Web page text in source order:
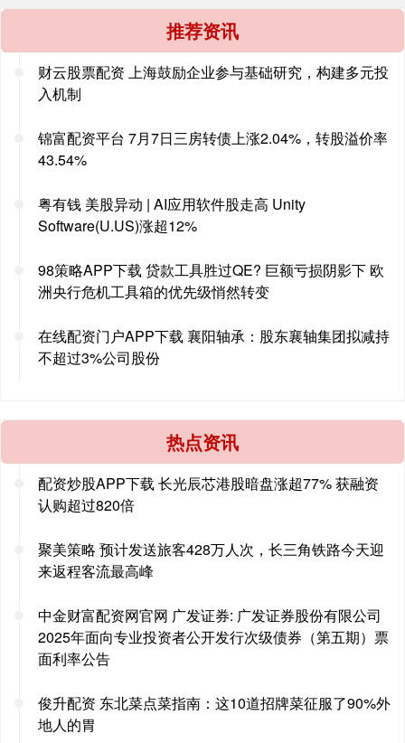
推荐资讯
财云股票配资 上海鼓励企业参与基础研究，构建多元投
入机制
锦富配资平台 7月7日三房转债上涨2.04%，转股溢价率
43.54%
粤有钱 美股异动 | AI应用软件股走高 Unity
Software(U.US)涨超12%
98策略APP下载 贷款工具胜过QE? 巨额亏损阴影下 欧
洲央行危机工具箱的优先级悄然转变
在线配资门户APP下载 襄阳轴承：股东襄轴集团拟减持
不超过3%公司股份
热点资讯
配资炒股APP下载 长光辰芯港股暗盘涨超77% 获融资
认购超过820倍
聚美策略 预计发送旅客428万人次，长三角铁路今天迎
来返程客流最高峰
中金财富配资网官网 广发证券: 广发证券股份有限公司
2025年面向专业投资者公开发行次级债券（第五期）票
面利率公告
俊升配资 东北菜点菜指南：这10道招牌菜征服了90%外
地人的胃